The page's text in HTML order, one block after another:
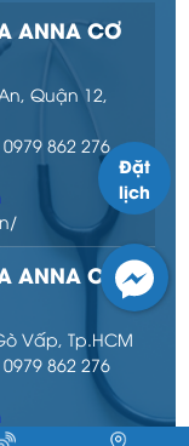
ANNA CƠ
Quận 12,
862 276
ANNA CƠ
Vấp, Tp.HCM
862 276
Đặt
lịch